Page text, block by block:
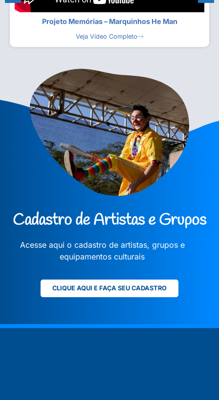
Projeto Memórias – Marquinhos He Man
Veja Vídeo Completo
Cadastro de Artistas e Grupos
Acesse aqui o cadastro de artistas, grupos e
equipamentos culturais
CLIQUE AQUI E FAÇA SEU CADASTRO